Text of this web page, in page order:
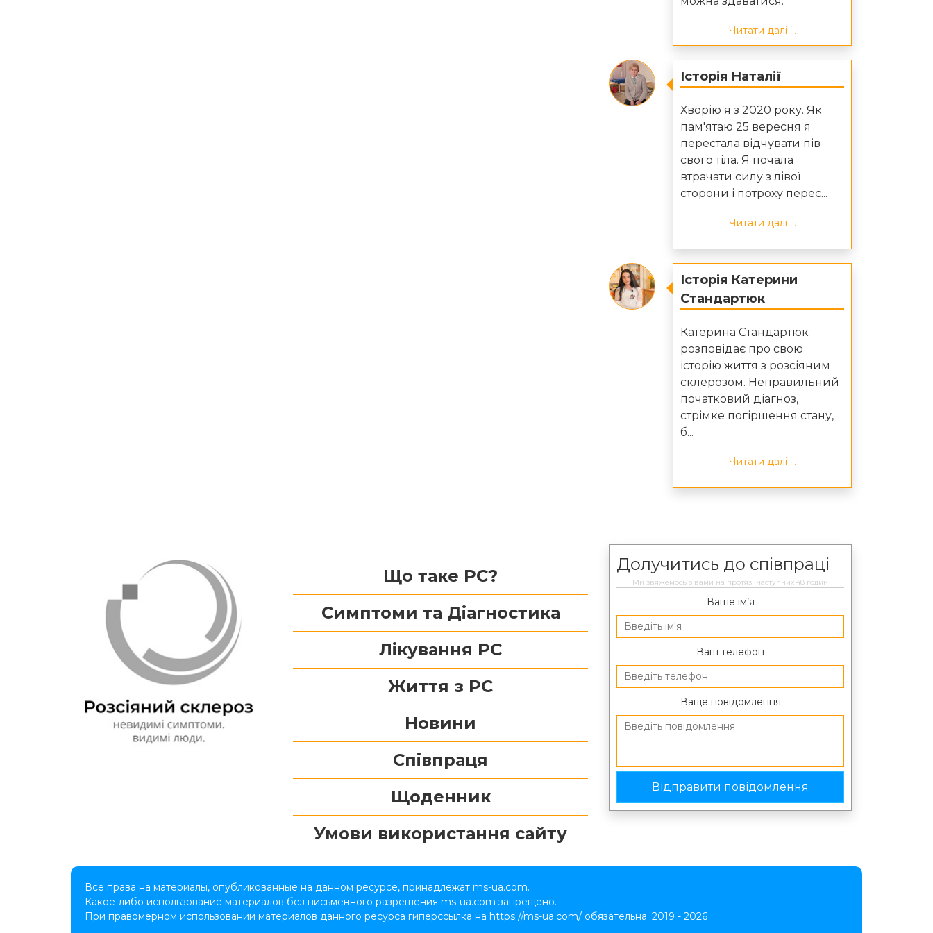
Читати далі ...
Історія Наталії
Хворію я з 2020 року. Як
пам'ятаю 25 вересня я
перестала відчувати пів
свого тіла. Я почала
втрачати силу з лівої
сторони і потроху перес...
Читати далі ...
Історія Катерини
Стандартюк
Катерина Стандартюк
розповідає про свою
історію життя з розсіяним
склерозом. Неправильний
початковий діагноз,
стрімке погіршення стану,
б...
Читати далі ...
Що таке РС?
Симптоми та Діагностика
Лікування РС
Життя з РС
Новини
Співпраця
Щоденник
Умови використання сайту
Долучитись до співпраці
Ми звяжемось з вами на протязі наступних 48 годин
Ваше ім’я
Ваш телефон
Ваще повідомлення
Все права на материалы, опубликованные на данном ресурсе, принадлежат ms-ua.com.
Какое-либо использование материалов без письменного разрешения ms-ua.com запрещено.
При правомерном использовании материалов данного ресурса гиперссылка на https://ms-ua.com/ обязательна. 2019 - 2026